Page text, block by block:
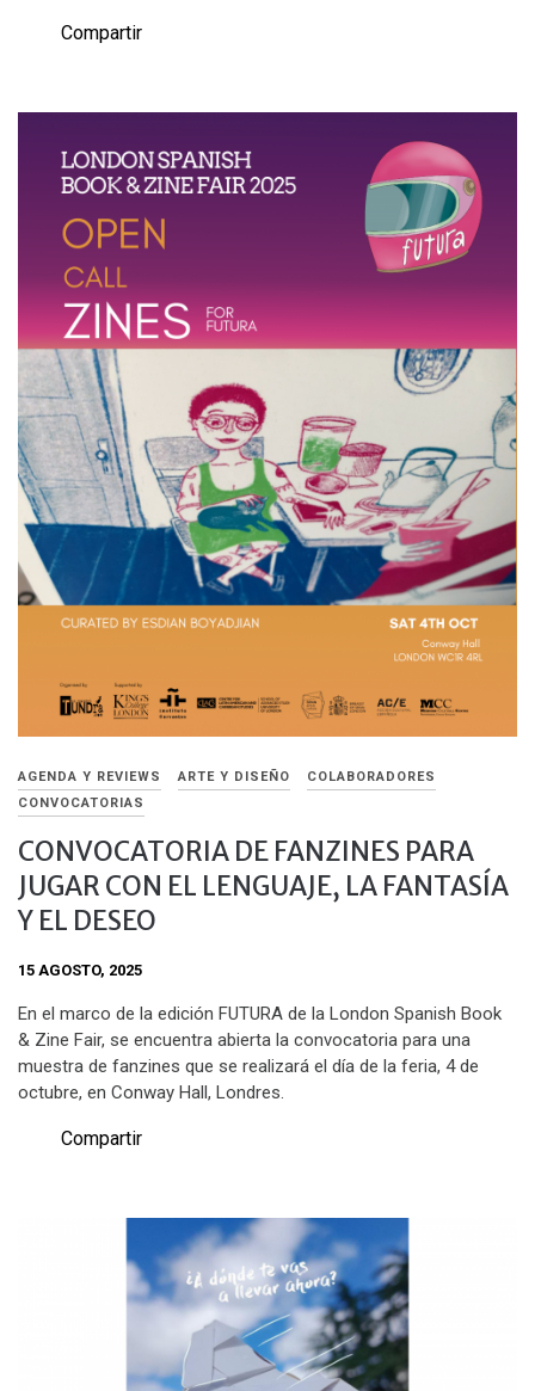
Compartir
AGENDA Y REVIEWS ARTE Y DISEÑO
COLABORADORES
CONVOCATORIAS
CONVOCATORIA DE FANZINES PARA
JUGAR CON EL LENGUAJE, LA FANTASÍA
Y EL DESEO
15 AGOSTO, 2025
En el marco de la edición FUTURA de la London Spanish Book
& Zine Fair, se encuentra abierta la convocatoria para una
muestra de fanzines que se realizará el día de la feria, 4 de
octubre, en Conway Hall, Londres.
Compartir